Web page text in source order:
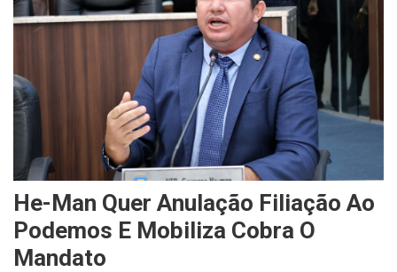
He-Man Quer Anulação Filiação Ao
Podemos E Mobiliza Cobra O
Mandato